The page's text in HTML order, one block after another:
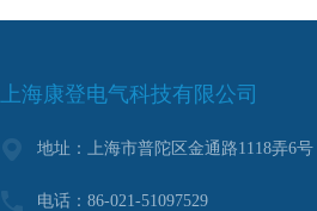
上海康登电气科技有限公司
地址：上海市普陀区金通路1118弄6号
电话：86-021-51097529